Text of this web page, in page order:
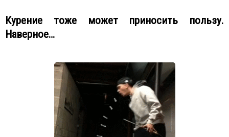
Курение тоже может приносить пользу.
Наверное…